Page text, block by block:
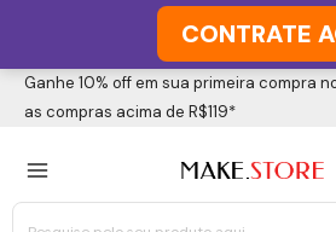
para
conteúdo
Ganhe 10% off em sua primeira compra
as compras acima de R$119*
MENU
4
p
4
p
o
CONTRATE